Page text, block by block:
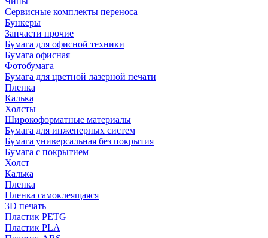
Сервисные комплекты переноса
Бункеры
Запчасти прочие
Бумага для офисной техники
Бумага офисная
Фотобумага
Бумага для цветной лазерной печати
Пленка
Калька
Холсты
Широкоформатные материалы
Бумага для инженерных систем
Бумага универсальная без покрытия
Бумага с покрытием
Холст
Калька
Пленка
Пленка самоклеящаяся
3D печать
Пластик PETG
Пластик PLA